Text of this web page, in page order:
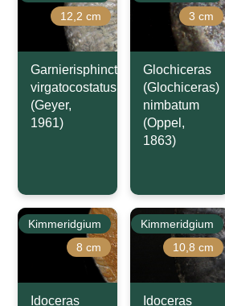
12,2 cm
Garnierisphinctes
virgatocostatus
(Geyer,
1961)
3 cm
Glochiceras
(Glochiceras)
nimbatum
(Oppel,
1863)
Kimmeridgium
8 cm
Idoceras
Kimmeridgium
10,8 cm
Idoceras